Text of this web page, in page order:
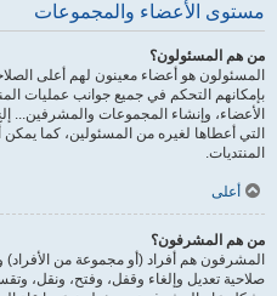
مستوى الأعضاء والمجموعات
من هم المسئولون؟
المسئولون هو أعضاء معينون لهم أعلى
بإمكانهم التحكم في جميع جوانب عمليات
الأعضاء، وإنشاء المجموعات والمشرفين...
التي أعطاها لغيره من المسئولين، كما
المنتديات.
أعلى
من هم المشرفون؟
المشرفون هم أفراد (أو مجموعة من الأفراد)
صلاحية تعديل وإلغاء وقفل، وفتح، ونقل،